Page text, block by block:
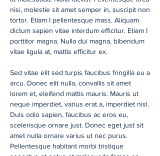
nisi, molestie sit amet semper in, suscipit non
tortor. Etiam I pellentesque mass. Aliquam
dictum sapien vitae interdum efficitur. Etiam I
porttitor magna. Nulla dui magna, bibendum
vitae ligula at, mattis efficitur ex.
Sed vitae elit sed turpis faucibus fringilla eu a
arcu. Donec elit nulla, convallis sit amet
lorem et, eleifend mattis mauris. Mauris ut
neque imperdiet, varius erat a, imperdiet nisl.
Duis odio sapien, faucibus ac eros eu,
scelerisque ornare just. Donec eget just sit
amet nulla ornare varius ut nec purus.
Pellentesque habitant morbi tristique